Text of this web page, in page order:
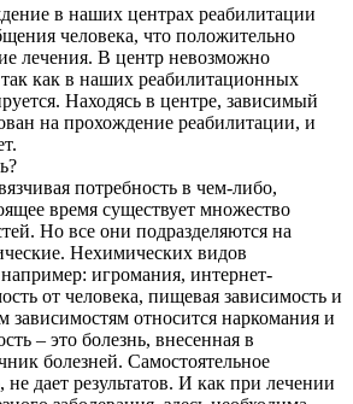
в наших центрах реабилитации
человека, что положительно
лечения. В центр невозможно
как в наших реабилитационных
Находясь в центре, зависимый
на прохождение реабилитации, и
потребность в чем-либо,
время существует множество
Но все они подразделяются на
Нехимических видов
игромания, интернет-
от человека, пищевая зависимость и
зависимостям относится наркомания и
– это болезнь, внесенная в
болезней. Самостоятельное
дает результатов. И как при лечении